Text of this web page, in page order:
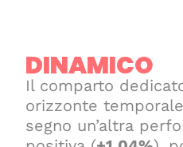
DINAMICO
Il comparto
orizzonte
segno un’altra